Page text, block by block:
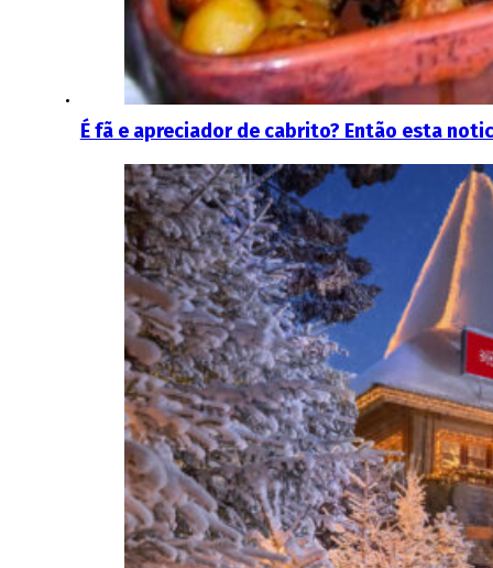
É fã e apreciador de cabrito? Então esta